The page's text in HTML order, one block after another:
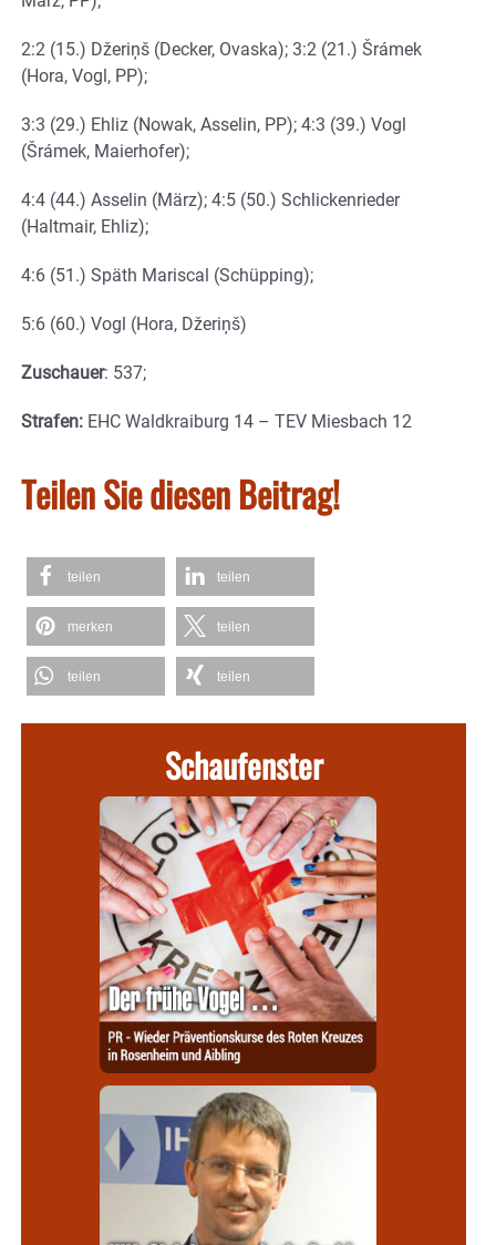
2:2 (15.) Džeriņš (Decker, Ovaska); 3:2 (21.) Šrámek
(Hora, Vogl, PP);
3:3 (29.) Ehliz (Nowak, Asselin, PP); 4:3 (39.) Vogl
(Šrámek, Maierhofer);
4:4 (44.) Asselin (März); 4:5 (50.) Schlickenrieder
(Haltmair, Ehliz);
4:6 (51.) Späth Mariscal (Schüpping);
5:6 (60.) Vogl (Hora, Džeriņš)
Zuschauer: 537;
Strafen: EHC Waldkraiburg 14 – TEV Miesbach 12
Teilen Sie diesen Beitrag!
teilen teilen
merken teilen
teilen teilen
Schaufenster